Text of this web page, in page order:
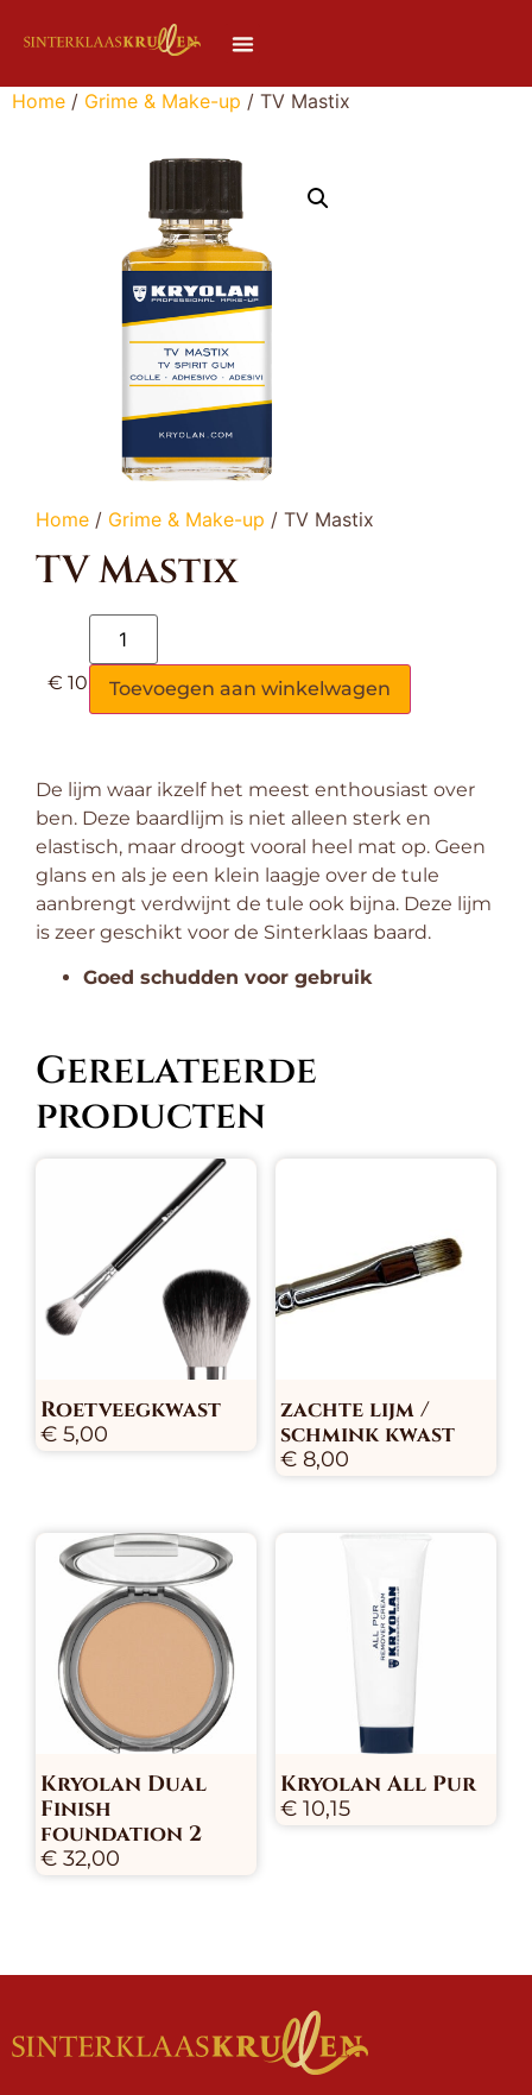
Home / Grime & Make-up / TV Mastix
Home / Grime & Make-up / TV Mastix
TV Mastix
€ 10,70Toevoegen aan winkelwagen
De lijm waar ikzelf het meest enthousiast over
ben. Deze baardlijm is niet alleen sterk en
elastisch, maar droogt vooral heel mat op. Geen
glans en als je een klein laagje over de tule
aanbrengt verdwijnt de tule ook bijna. Deze lijm
is zeer geschikt voor de Sinterklaas baard.
Goed schudden voor gebruik
Gerelateerde
producten
Roetveegkwast
€ 5,00
zachte lijm /
schmink kwast
€8,00
Kryolan Dual
Finish
foundation 2
€ 32,00
Kryolan All Pur
€10,15